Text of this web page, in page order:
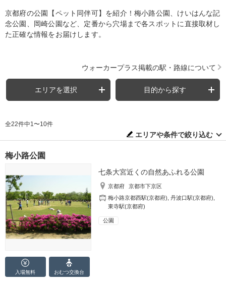
京都府の公園【ペット同伴可】を紹介！梅小路公園、けいはんな記
念公園、岡崎公園など、定番から穴場まで各スポットに直接取材し
た正確な情報をお届けします。
ウォーカープラス掲載の駅・路線について
エリアを選択 目的から探す
全22件中1〜10件
エリアや条件で絞り込む
梅小路公園
七条大宮近くの自然あふれる公園
京都府
京都市下京区
梅小路京都西駅(京都府) ,丹波口駅(京都府)
東寺駅(京都府)
公園
入場無料 おむつ交換台